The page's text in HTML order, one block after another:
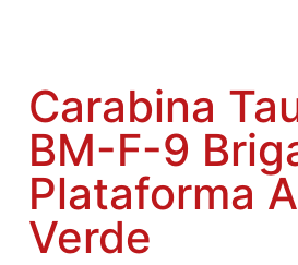
Carabina
BM-F-9
Plataforma
Verde